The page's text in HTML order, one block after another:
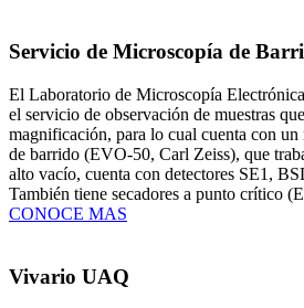
Servicio de Microscopía de
El Laboratorio de Microscopía
el servicio de observación de muestras
magnificación, para lo cual cuenta con
de barrido (EVO-50, Carl Zeiss), que
alto vacío, cuenta con detectores SE1,
También tiene secadores a punto crítico
CONOCE MAS
Vivario UAQ